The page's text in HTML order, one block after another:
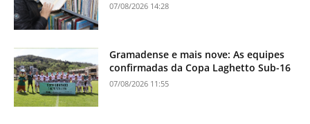
07/08/2026 14:28
Gramadense e mais nove: As equipes
confirmadas da Copa Laghetto Sub-16
07/08/2026 11:55